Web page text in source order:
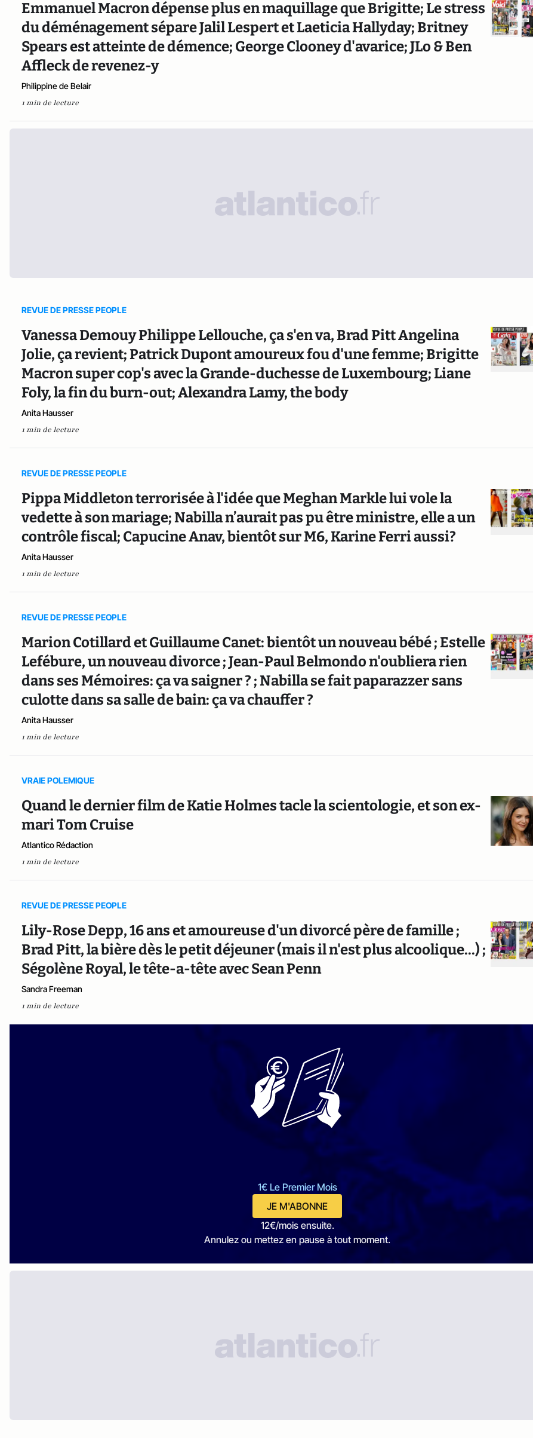
Emmanuel Macron dépense plus en maquillage que Brigitte; Le stress
du déménagement sépare Jalil Lespert et Laeticia Hallyday; Britney
Spears est atteinte de démence; George Clooney d'avarice; JLo & Ben
Affleck de revenez-y
Philippine de Belair
1 min de lecture
REVUE DE PRESSE PEOPLE
Vanessa Demouy Philippe Lellouche, ça s'en va, Brad Pitt Angelina
Jolie, ça revient; Patrick Dupont amoureux fou d'une femme; Brigitte
Macron super cop's avec la Grande-duchesse de Luxembourg; Liane
Foly, la fin du burn-out; Alexandra Lamy, the body
Anita Hausser
1 min de lecture
REVUE DE PRESSE PEOPLE
Pippa Middleton terrorisée à l'idée que Meghan Markle lui vole la
vedette à son mariage; Nabilla n’aurait pas pu être ministre, elle a un
contrôle fiscal; Capucine Anav, bientôt sur M6, Karine Ferri aussi?
Anita Hausser
1 min de lecture
REVUE DE PRESSE PEOPLE
Marion Cotillard et Guillaume Canet: bientôt un nouveau bébé ; Estelle
Lefébure, un nouveau divorce ; Jean-Paul Belmondo n'oubliera rien
dans ses Mémoires: ça va saigner ? ; Nabilla se fait paparazzer sans
culotte dans sa salle de bain: ça va chauffer ?
Anita Hausser
1 min de lecture
VRAIE POLEMIQUE
Quand le dernier film de Katie Holmes tacle la scientologie, et son ex-
mari Tom Cruise
Atlantico Rédaction
1 min de lecture
REVUE DE PRESSE PEOPLE
Lily-Rose Depp, 16 ans et amoureuse d'un divorcé père de famille ;
Brad Pitt, la bière dès le petit déjeuner (mais il n'est plus alcoolique...) ;
Ségolène Royal, le tête-a-tête avec Sean Penn
Sandra Freeman
1 min de lecture
1€ Le Premier Mois
JE M'ABONNE
12€/mois ensuite.
Annulez ou mettez en pause à tout moment.